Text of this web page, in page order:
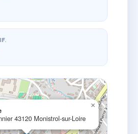
43120 Monistrol-sur-Loire
×